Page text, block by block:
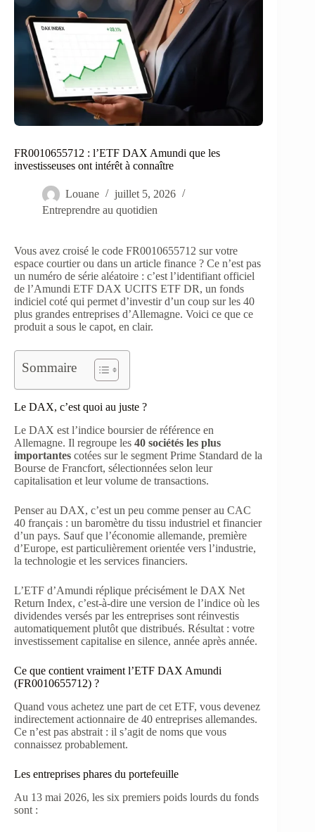
FR0010655712 : l’ETF DAX Amundi que les
investisseuses ont intérêt à connaître
Louane
juillet 5, 2026
Entreprendre au quotidien
Vous avez croisé le code FR0010655712 sur votre
espace courtier ou dans un article finance ? Ce n’est pas
un numéro de série aléatoire : c’est l’identifiant officiel
de l’Amundi ETF DAX UCITS ETF DR, un fonds
indiciel coté qui permet d’investir d’un coup sur les 40
plus grandes entreprises d’Allemagne. Voici ce que ce
produit a sous le capot, en clair.
Sommaire
Le DAX, c’est quoi au juste ?
Le DAX est l’indice boursier de référence en
Allemagne. Il regroupe les 40 sociétés les plus
importantes cotées sur le segment Prime Standard de la
Bourse de Francfort, sélectionnées selon leur
capitalisation et leur volume de transactions.
Penser au DAX, c’est un peu comme penser au CAC
40 français : un baromètre du tissu industriel et financier
d’un pays. Sauf que l’économie allemande, première
d’Europe, est particulièrement orientée vers l’industrie,
la technologie et les services financiers.
L’ETF d’Amundi réplique précisément le DAX Net
Return Index, c’est-à-dire une version de l’indice où les
dividendes versés par les entreprises sont réinvestis
automatiquement plutôt que distribués. Résultat : votre
investissement capitalise en silence, année après année.
Ce que contient vraiment l’ETF DAX Amundi
(FR0010655712) ?
Quand vous achetez une part de cet ETF, vous devenez
indirectement actionnaire de 40 entreprises allemandes.
Ce n’est pas abstrait : il s’agit de noms que vous
connaissez probablement.
Les entreprises phares du portefeuille
Au 13 mai 2026, les six premiers poids lourds du fonds
sont :